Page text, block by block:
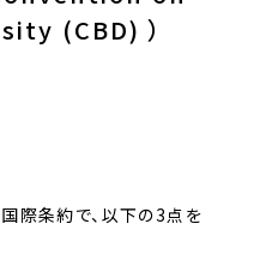
(CBD) ）
際条約で、以下の3点を